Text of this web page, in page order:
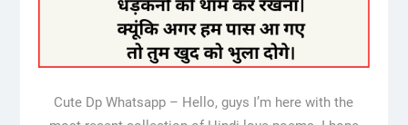
Cute Dp Whatsapp – Hello, guys I’m here with the